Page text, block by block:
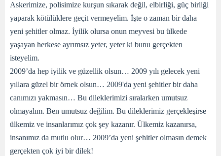
Askerimize, polisimize kurşun sıkarak değil, elbirliği, güç birliği
yaparak kötülüklere geçit vermeyelim. İşte o zaman bir daha
yeni şehitler olmaz. İyilik olursa onun meyvesi bu ülkede
yaşayan herkese ayrımsız yeter, yeter ki bunu gerçekten
isteyelim.
2009’da hep iyilik ve güzellik olsun… 2009 yılı gelecek yeni
yıllara güzel bir örnek olsun… 2009'da yeni şehitler bir daha
canımızı yakmasın… Bu dileklerimizi sıralarken umutsuz
olmayalım. Ben umutsuz değilim. Bu dileklerimiz gerçekleşirse
ülkemiz ve insanlarımız çok şey kazanır. Ülkemiz kazanırsa,
insanımız da mutlu olur… 2009’da yeni şehitler olmasın demek
gerçekten çok iyi bir dilek!